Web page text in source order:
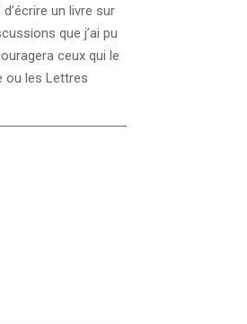
un livre sur
que j’ai pu
ceux qui le
ou les Lettres